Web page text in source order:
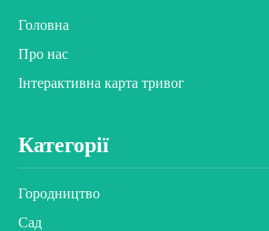
Головна
Про нас
Інтерактивна карта тривог
Категорії
Городництво
Сад